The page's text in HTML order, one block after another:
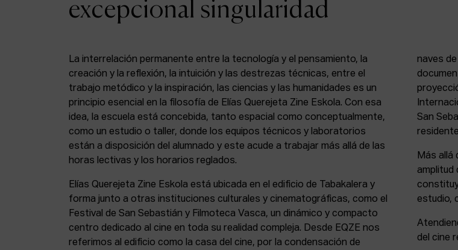
excepcional singularidad
La interrelación permanente entre la tecnología y el pensamiento, la
creación y la reflexión, la intuición y las destrezas técnicas, entre el
trabajo metódico y la inspiración, las ciencias y las humanidades es un
principio esencial en la filosofía de Elías Querejeta Zine Eskola. Con esa
idea, la escuela está concebida, tanto espacial como conceptualmente,
como un estudio o taller, donde los equipos técnicos y laboratorios
están a disposición del alumnado y este acude a trabajar más allá de las
horas lectivas y los horarios reglados.
Elías Querejeta Zine Eskola está ubicada en el edificio de Tabakalera y
forma junto a otras instituciones culturales y cinematográficas, como el
Festival de San Sebastián y Filmoteca Vasca, un dinámico y compacto
centro dedicado al cine en toda su realidad compleja. Desde EQZE nos
referimos al edificio como la casa del cine, por la condensación de
naves
San
Más allá
amplitud
estudio,
del cine